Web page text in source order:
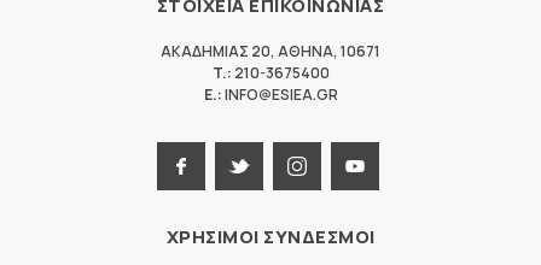
ΣΤΟΙΧΕΙΑ ΕΠΙΚΟΙΝΩΝΙΑΣ
ΑΚΑΔΗΜΙΑΣ 20, ΑΘΗΝΑ, 10671
T.: 210-3675400
E.:INFO@ESIEA.GR
ΧΡΗΣΙΜΟΙ ΣΥΝΔΕΣΜΟΙ